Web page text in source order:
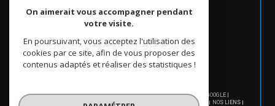
© 2026 | TOUS DROITS RÉSERVÉS | TRADUCTION POWERED BY GOOGLE |
PLAN DU SITE ADMIN NOS LIENS
On aimerait vous accompagner pendant
votre visite.
En poursuivant, vous acceptez l'utilisation des
cookies par ce site, afin de vous proposer des
contenus adaptés et réaliser des statistiques !